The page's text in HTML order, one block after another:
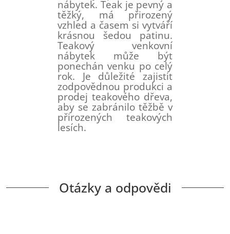
nábytek. Teak je pevný a
těžký, má přirozený
vzhled a časem si vytváří
krásnou šedou patinu.
Teakový venkovní
nábytek může být
ponechán venku po celý
rok. Je důležité zajistit
zodpovědnou produkci a
prodej teakového dřeva,
aby se zabránilo těžbě v
přirozených teakových
lesích.
Otázky a odpovědi